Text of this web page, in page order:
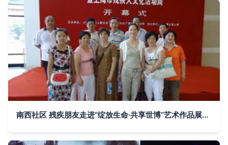
南西社区 残疾朋友走进“绽放生命·共享世博”艺术作品展，共筑文化融爱桥梁